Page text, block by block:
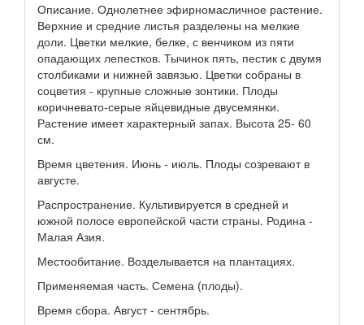
Описание. Однолетнее эфирномасличное растение.
Верхние и средние листья разделены на мелкие
доли. Цветки мелкие, белке, с венчиком из пяти
опадающих лепестков. Тычинок пять, пестик с двумя
столбиками и нижней завязью. Цветки собраны в
соцветия - крупные сложные зонтики. Плоды
коричневато-серые яйцевидные двусемянки.
Растение имеет характерный запах. Высота 25- 60
см.
Время цветения. Июнь - июль. Плоды созревают в
августе.
Распространение. Культивируется в средней и
южной полосе европейской части страны. Родина -
Малая Азия.
Местообитание. Возделывается на плантациях.
Применяемая часть. Семена (плоды).
Время сбора. Август - сентябрь.